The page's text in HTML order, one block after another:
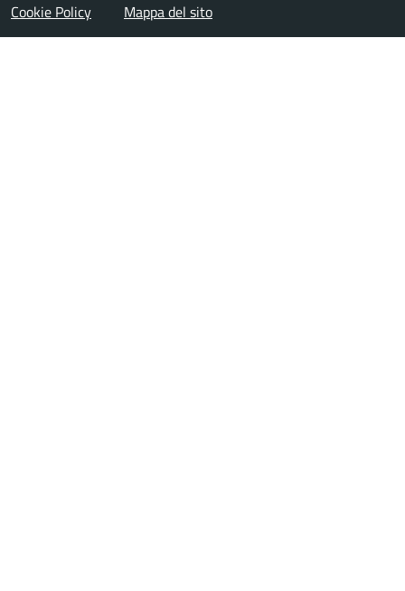
Cookie Policy Mappa del sito